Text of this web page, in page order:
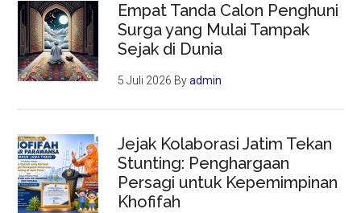
Empat Tanda Calon Penghuni
Surga yang Mulai Tampak
Sejak di Dunia
5 Juli 2026 Byadmin
Jejak Kolaborasi Jatim Tekan
Stunting: Penghargaan
Persagi untuk Kepemimpinan
Khofifah